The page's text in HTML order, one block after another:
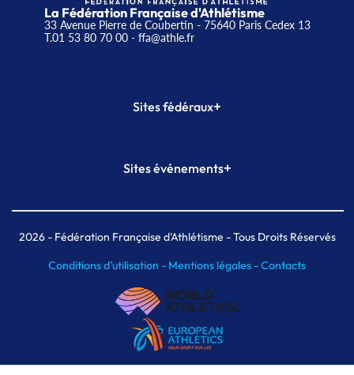
La Fédération Française d'Athlétisme
33 Avenue Pierre de Coubertin - 75640 Paris Cedex 13
T.01 53 80 70 00- ffa@athle.fr
Sites fédéraux+
Plateforme Formation
Sites événements+
Meeting de Paris indoor
MAIF Ekiden de Paris
2026- Fédération Française d'Athlétisme - Tous Droits Réservés
Conditions d'utilisation - Mentions légales -Contacts